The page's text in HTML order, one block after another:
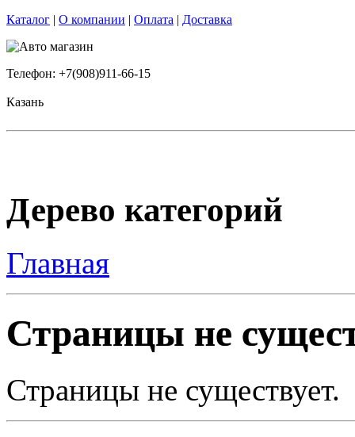
Каталог | О компании | Оплата | Доставка
Телефон: +7(908)911-66-15
Казань
Дерево категорий
Главная
Страницы не
Страницы не существует.